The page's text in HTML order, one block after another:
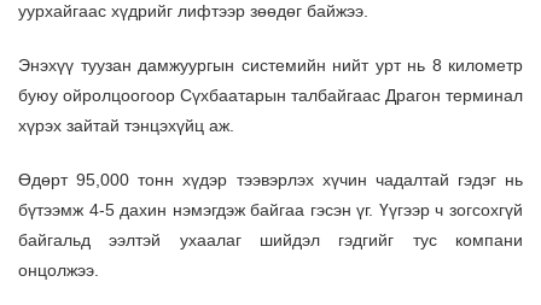
уурхайгаас хүдрийг лифтээр зөөдөг байжээ.
Энэхүү туузан дамжуургын системийн нийт урт нь 8 километр
буюу ойролцоогоор Сүхбаатарын талбайгаас Драгон терминал
хүрэх зайтай тэнцэхүйц аж.
Өдөрт 95,000 тонн хүдэр тээвэрлэх хүчин чадалтай гэдэг нь
бүтээмж 4-5 дахин нэмэгдэж байгаа гэсэн үг. Үүгээр ч зогсохгүй
байгальд ээлтэй ухаалаг шийдэл гэдгийг тус компани
онцолжээ.